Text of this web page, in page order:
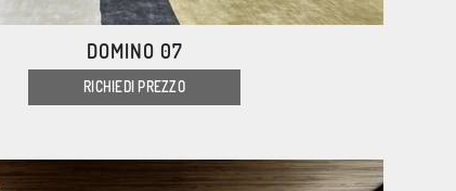
DOMINO 07
RICHIEDI PREZZO